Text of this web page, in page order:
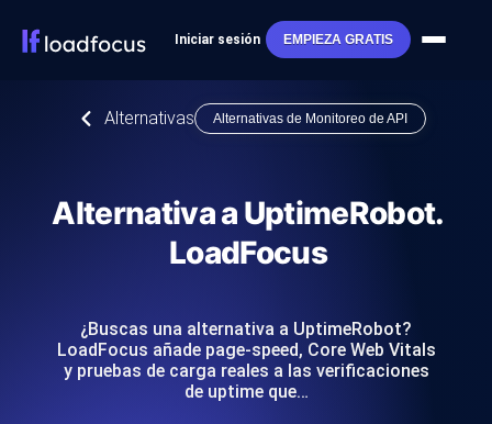
Iniciar sesión EMPIEZA GRATIS
Alternativas Alternativas de Monitoreo de API
Alternativa a UptimeRobot.
LoadFocus
¿Buscas una alternativa a UptimeRobot?
LoadFocus añade page-speed, Core Web Vitals
y pruebas de carga reales a las verificaciones
de uptime que…